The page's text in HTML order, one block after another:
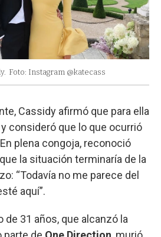
Foto: Instagram @katecass
Cassidy afirmó que para ella
consideró que lo que ocurrió
plena congoja, reconoció
la situación terminaría de la
“Todavía no me parece del
aquí”.
de 31 años, que alcanzó la